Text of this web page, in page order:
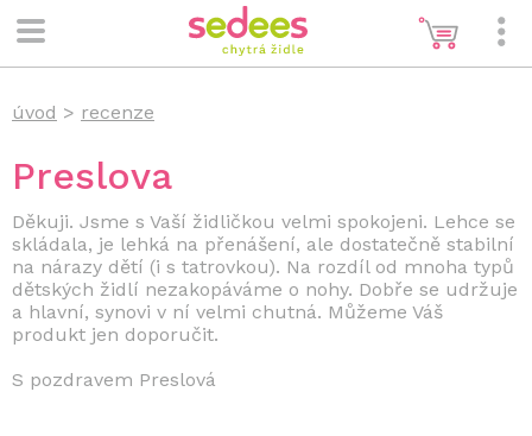
úvod > recenze
Preslova
Děkuji. Jsme s Vaší židličkou velmi spokojeni. Lehce se
skládala, je lehká na přenášení, ale dostatečně stabilní
na nárazy dětí (i s tatrovkou). Na rozdíl od mnoha typů
dětských židlí nezakopáváme o nohy. Dobře se udržuje
a hlavní, synovi v ní velmi chutná. Můžeme Váš
produkt jen doporučit.
S pozdravem Preslová